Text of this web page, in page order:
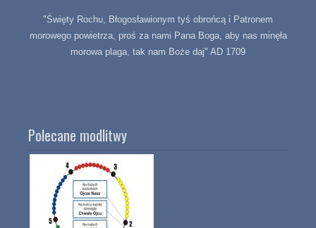
"Święty Rochu, Błogosławionym tyś obrońcą i Patronem
morowego powietrza, proś za nami Pana Boga, aby nas minęła
morowa plaga, tak nam Boże daj" AD 1709
Polecane modlitwy